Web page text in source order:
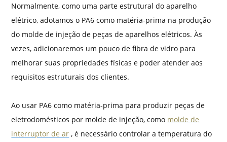
Normalmente, como uma parte estrutural do aparelho
elétrico, adotamos o PA6 como matéria-prima na produção
do molde de injeção de peças de aparelhos elétricos. Às
vezes, adicionaremos um pouco de fibra de vidro para
melhorar suas propriedades físicas e poder atender aos
requisitos estruturais dos clientes.
Ao usar PA6 como matéria-prima para produzir peças de
eletrodomésticos por molde de injeção, como molde de
interruptor de ar , é necessário controlar a temperatura do